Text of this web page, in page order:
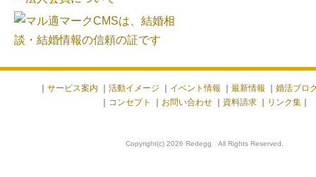
サービス案内 活動イメージ イベント情報 最新情報
婚活ブロ
コンセプト お問い合わせ｜ 資料請求｜ リンク集｜
Copyright(c) 2026 Redegg All Rights Reserved.